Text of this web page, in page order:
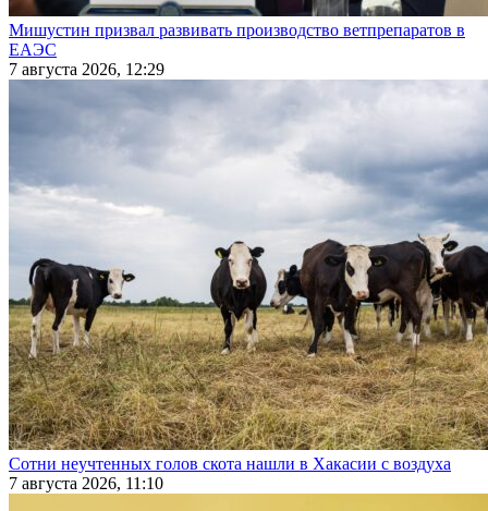
Мишустин призвал развивать производство ветпрепаратов в
ЕАЭС
7 августа 2026, 12:29
Сотни неучтенных голов скота нашли в Хакасии с воздуха
7 августа 2026, 11:10